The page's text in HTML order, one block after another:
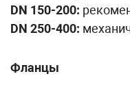
DN 150-200:
DN 250-400:
Фланцы